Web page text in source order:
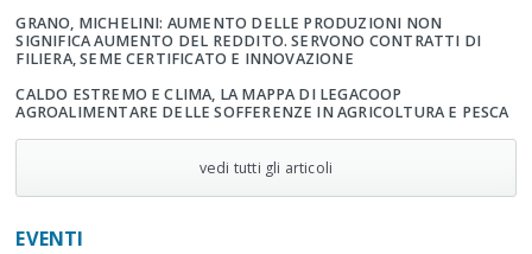
GRANO, MICHELINI: AUMENTO DELLE PRODUZIONI NON
SIGNIFICA AUMENTO DEL REDDITO. SERVONO CONTRATTI DI
FILIERA, SEME CERTIFICATO E INNOVAZIONE
CALDO ESTREMO E CLIMA, LA MAPPA DI LEGACOOP
AGROALIMENTARE DELLE SOFFERENZE IN AGRICOLTURA E PESCA
vedi tutti gli articoli
EVENTI